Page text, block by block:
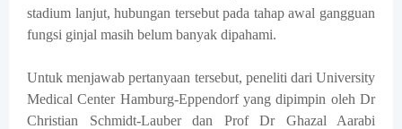
stadium lanjut, hubungan tersebut pada tahap awal gangguan
fungsi ginjal masih belum banyak dipahami.
Untuk menjawab pertanyaan tersebut, peneliti dari University
Medical Center Hamburg-Eppendorf yang dipimpin oleh Dr
Christian Schmidt-Lauber dan Prof Dr Ghazal Aarabi